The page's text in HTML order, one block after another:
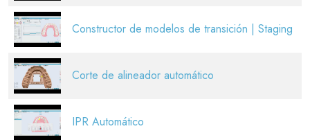
Constructor de modelos de transición | Staging
Corte de alineador automático
IPR Automático